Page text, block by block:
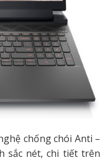
chống chói Anti –
sắc nét, chi tiết trên